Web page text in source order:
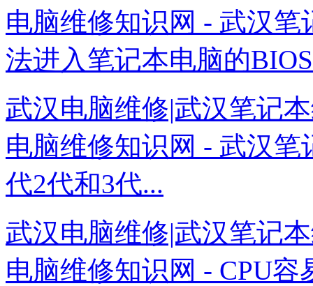
电脑维修知识网 - 武汉
法进入笔记本电脑的
武汉电脑维修|武汉笔记
电脑维修知识网 - 武汉
代2代和3代...
武汉电脑维修|武汉笔记
电脑维修知识网 - CPU容